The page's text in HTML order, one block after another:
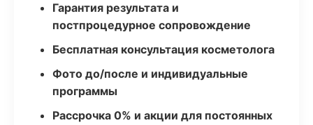
Гарантия результата и
постпроцедурное сопровождение
Бесплатная консультация косметолога
Фото до/после и индивидуальные
программы
Рассрочка 0% и акции для постоянных